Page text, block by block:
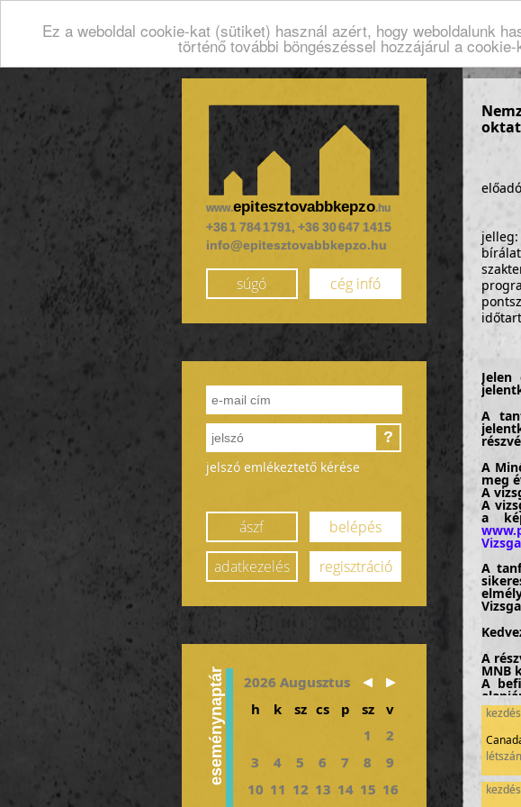
Ez a weboldal cookie-kat (sütiket) használ azért, hogy weboldalunk
történő további böngészéssel hozzájárul a
www.epitesztovabbkepzo.hu
+36 1 784 1791, +36 30 647 1415
info@epitesztovabbkepzo.hu
súgó cég infó
?
jelszó emlékeztető kérése
ászf
belépés
adatkezelés
regisztráció
eseménynaptár
2026 Augusztus
h
k sz cs p sz
v
1
2
3
4 5 6 7 8
9
10 11 12 13 14 15 16
jelleg:
A
A
meg
A
A
a
A
A
MNB
A
A
- a
-